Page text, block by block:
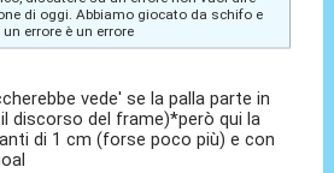
di oggi. Abbiamo giocato da schifo e
errore è un errore
vede' se la palla parte in
discorso del frame)*però qui la
di 1 cm (forse poco più) e con